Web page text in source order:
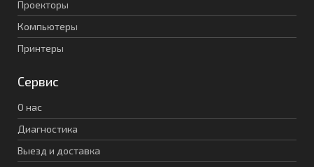
Проекторы
Компьютеры
Принтеры
Сервис
О нас
Диагностика
Выезд и доставка